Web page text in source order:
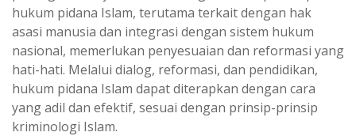
hukum pidana Islam, terutama terkait dengan hak
asasi manusia dan integrasi dengan sistem hukum
nasional, memerlukan penyesuaian dan reformasi yang
hati-hati. Melalui dialog, reformasi, dan pendidikan,
hukum pidana Islam dapat diterapkan dengan cara
yang adil dan efektif, sesuai dengan prinsip-prinsip
kriminologi Islam.